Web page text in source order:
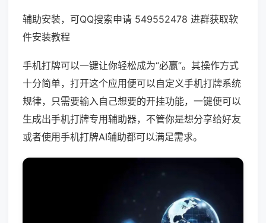
辅助安装，可QQ搜索申请 549552478 进群获取软
件安装教程
手机打牌可以一键让你轻松成为“必赢”。其操作方式
十分简单，打开这个应用便可以自定义手机打牌系统
规律，只需要输入自己想要的开挂功能，一键便可以
生成出手机打牌专用辅助器，不管你是想分享给好友
或者使用手机打牌AI辅助都可以满足需求。